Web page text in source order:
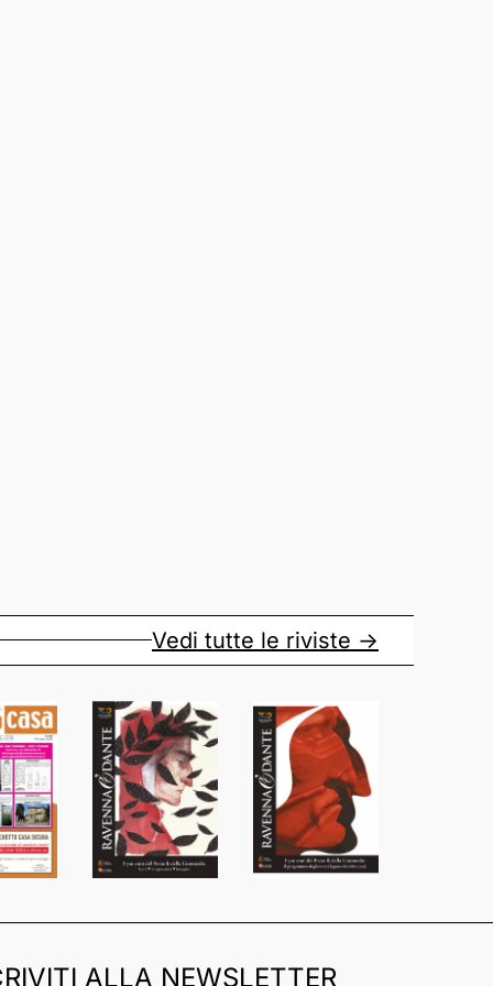
Vedi tutte le riviste ->
ALLA NEWSLETTER